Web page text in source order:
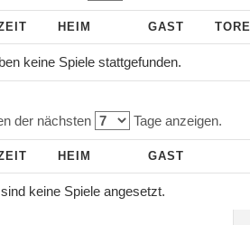
HEIM GAST
keine Spiele stattgefunden.
der nächsten Tage anzeigen.
HEIM GAST
keine Spiele angesetzt.